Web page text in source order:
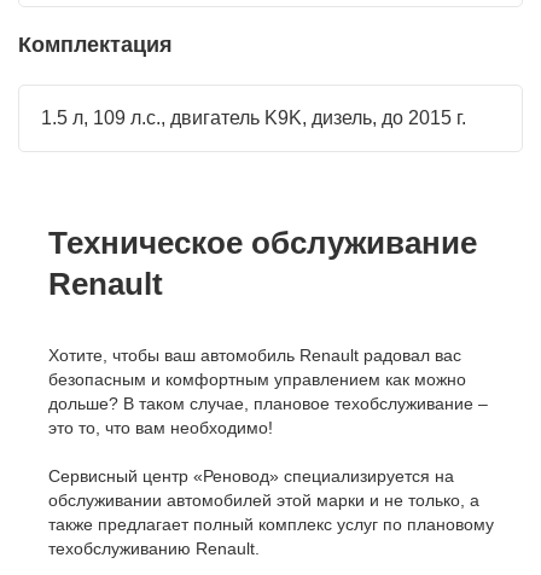
Комплектация
1.5 л, 109 л.с., двигатель K9K, дизель, до 2015 г.
Техническое обслуживание
Renault
Хотите, чтобы ваш автомобиль Renault радовал вас
безопасным и комфортным управлением как можно
дольше? В таком случае, плановое техобслуживание –
это то, что вам необходимо!
Сервисный центр «Реновод» специализируется на
обслуживании автомобилей этой марки и не только, а
также предлагает полный комплекс услуг по плановому
техобслуживанию Renault.